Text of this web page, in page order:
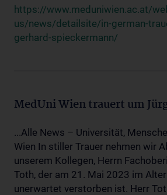
https://www.meduniwien.ac.at/
us/news/detailsite/in-german-
gerhard-spieckermann/
MedUni Wien trauert um
...Alle News – Universität,
Wien In stiller Trauer nehmen wir
unserem Kollegen, Herrn
Toth, der am 21. Mai 2023 im
unerwartet verstorben ist. Herr